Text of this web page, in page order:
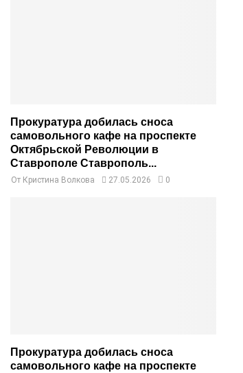
Прокуратура добилась сноса
самовольного кафе на проспекте
Октябрьской Революции в
Ставрополе Ставрополь...
От Кристина Волкова 27.05.2026 0
Прокуратура добилась сноса
самовольного кафе на проспекте